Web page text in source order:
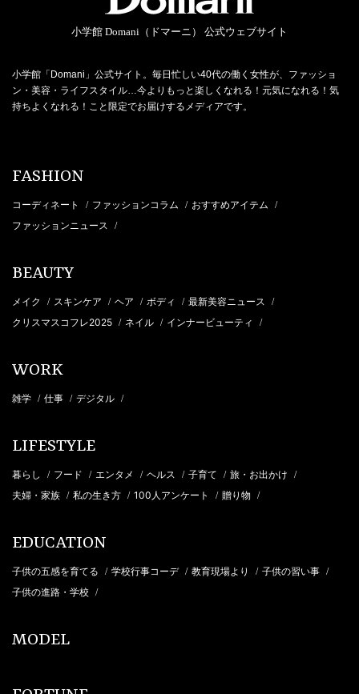
小学館 Domani（ドマーニ） 公式ウェブサイト
小学館「Domani」公式サイト。毎日忙しい40代の働く女性が、ファッショ
ン・美容・ライフスタイル…今よりもっと楽しくなれる！元気になれる！気
持ちよくなれる！こと限定でお届けするメディアです。
FASHION
コーディネート / ファッションコラム / おすすめアイテム /
ファッションニュース /
BEAUTY
メイク / スキンケア / ヘア / ボディ / 最新美容ニュース /
クリスマスコフレ2025 / ネイル / インナービューティ /
WORK
雑学 / 仕事 / デジタル /
LIFESTYLE
暮らし / フード / エンタメ / ヘルス / 子育て / 旅・お出かけ /
夫婦・家族 / 私の生き方 / 100人アンケート / 贈り物 /
EDUCATION
子供の五感を育てる / 学校行事コーデ / 教育現場より / 子供の習い事 /
子供の進路・学校 /
MODEL